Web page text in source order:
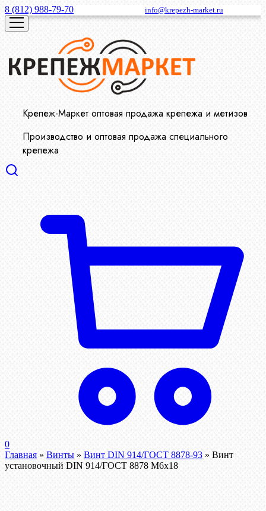
8 (812) 988-79-70 info@krepezh-market.ru
Крепеж-Маркет оптовая продажа крепежа и метизов
Производство и оптовая продажа специального
крепежа
0
Главная » Винты » Винт DIN 914/ГОСТ 8878-93 » Винт
установочный DIN 914/ГОСТ 8878 M6x18